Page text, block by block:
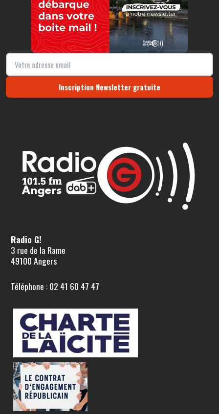
Inscription Newsletter gratuite
Radio G!
3 rue de la Rame
49100 Angers
Téléphone : 02 41 60 47 47